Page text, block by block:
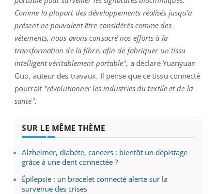
Comme la plupart des développements réalisés jusqu'à
présent ne pouvaient être considérés comme des
vêtements, nous avons consacré nos efforts à la
transformation de la fibre, afin de fabriquer un tissu
intelligent véritablement portable", a déclaré Yuanyuan
Guo, auteur des travaux. Il pense que ce tissu connecté
pourrait "révolutionner les industries du textile et de la
santé".
SUR LE MÊME THÈME
Alzheimer, diabète, cancers : bientôt un dépistage
grâce à une dent connectée ?
Épilepsie : un bracelet connecté alerte sur la
survenue des crises